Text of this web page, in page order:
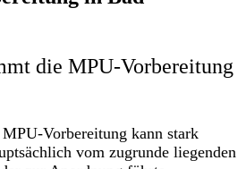
die MPU-Vorbereitung
Vorbereitung kann stark
vom zugrunde liegenden